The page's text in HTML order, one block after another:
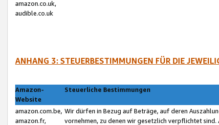
amazon.co.uk,
audible.co.uk
ANHANG 3: STEUERBESTIMMUNGEN FÜR DIE
Amazon-
Website
Steuerliche Bestimmungen
amazon.com.be,
amazon.fr,
Wir dürfen in Bezug auf Beträge, auf deren
vornehmen, zu denen wir gesetzlich verpflichtet